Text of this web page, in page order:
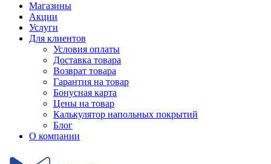
Магазины
Акции
Услуги
Для клиентов
Условия оплаты
Доставка товара
Возврат товара
Гарантия на товар
Бонусная карта
Цены на товар
Калькулятор напольных покрытий
Блог
О компании